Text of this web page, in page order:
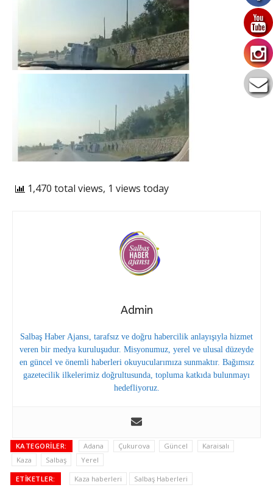
1,470 total views, 1 views today
Admin
Salbaş Haber Ajansı, tarafsız ve doğru habercilik anlayışıyla hizmet
veren bir medya kuruluşudur. Misyonumuz, yerel ve ulusal düzeyde
en güncel ve önemli haberleri okuyucularımıza sunmaktır. Bağımsız
gazetecilik ilkelerimiz doğrultusunda, topluma katkıda bulunmayı
hedefliyoruz.
KATEGORILER: Adana Çukurova Güncel
Karaisalı
Kaza
Salbaş Yerel
ETIKETLER: Kaza haberleri Salbaş Haberleri